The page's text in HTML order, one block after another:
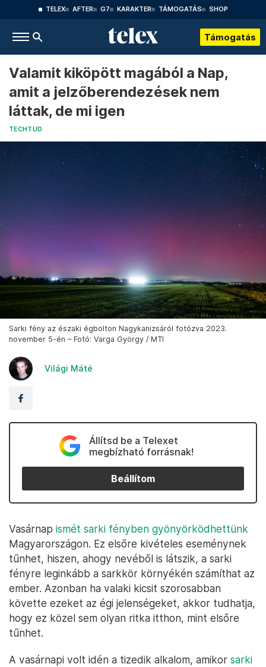
TELEX AFTER G7 KARAKTER TÁMOGATÁS SHOP
Támogatás
Valamit kiköpött magából a Nap,
amit a jelzőberendezések nem
láttak, de mi igen
TECHTUD
Sarki fény az északi égbolton Nagykanizsáról fotózva 2023.
november 5-én – Fotó: Varga György / MTI
Világi Máté
Állítsd be a Telexet
megbízható forrásnak!
Beállítom
Vasárnap ismét sarki fényben gyönyörködhettünk
Magyarországon. Ez elsőre kivételes eseménynek
tűnhet, hiszen, ahogy nevéből is látszik, a sarki
fényre leginkább a sarkkör környékén számíthat az
ember. Azonban ha valaki kicsit szorosabban
követte ezeket az égi jelenségeket, akkor tudhatja,
hogy ez közel sem olyan ritka itthon, mint elsőre
tűnhet.
A vasárnapi volt idén a tizedik alkalom, amikor sarki